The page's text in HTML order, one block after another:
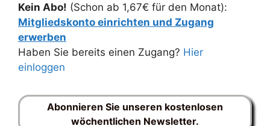
Kein Abo! (Schon ab 1,67€ für den Monat):
Mitgliedskonto einrichten und Zugang
erwerben
Haben Sie bereits einen Zugang? Hier
einloggen
Abonnieren Sie unseren kostenlosen
wöchentlichen Newsletter.